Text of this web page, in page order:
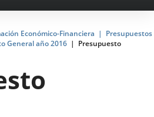
Económico-Financiera
Presupuestos
General año 2016 Presupuesto